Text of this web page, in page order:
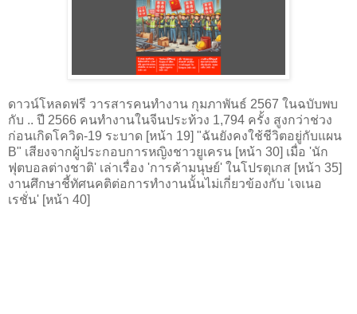
ดาวน์โหลดฟรี วารสารคนทำงาน กุมภาพันธ์ 2567 ในฉบับพบ
กับ .. ปี 2566 คนทำงานในจีนประท้วง 1,794 ครั้ง สูงกว่าช่วง
ก่อนเกิดโควิด-19 ระบาด [หน้า 19] "ฉันยังคงใช้ชีวิตอยู่กับแผน
B" เสียงจากผู้ประกอบการหญิงชาวยูเครน [หน้า 30] เมื่อ 'นัก
ฟุตบอลต่างชาติ' เล่าเรื่อง 'การค้ามนุษย์' ในโปรตุเกส [หน้า 35]
งานศึกษาชี้ทัศนคติต่อการทำงานนั้นไม่เกี่ยวข้องกับ 'เจเนอ
เรชั่น' [หน้า 40]